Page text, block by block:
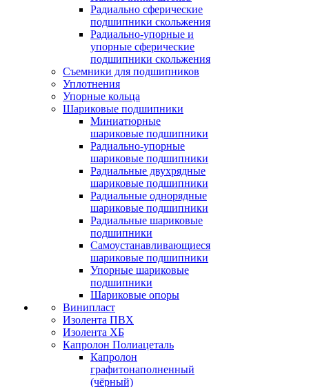
Радиально сферические
подшипники скольжения
Радиально-упорные и
упорные сферические
подшипники скольжения
Съемники для подшипников
Уплотнения
Упорные кольца
Шариковые подшипники
Миниатюрные
шариковые подшипники
Радиально-упорные
шариковые подшипники
Радиальные двухрядные
шариковые подшипники
Радиальные однорядные
шариковые подшипники
Радиальные шариковые
подшипники
Самоустанавливающиеся
шариковые подшипники
Упорные шариковые
подшипники
Шариковые опоры
Винипласт
Изолента ПВХ
Изолента ХБ
Капролон Полиацеталь
Капролон
графитонаполненный
(чёрный)